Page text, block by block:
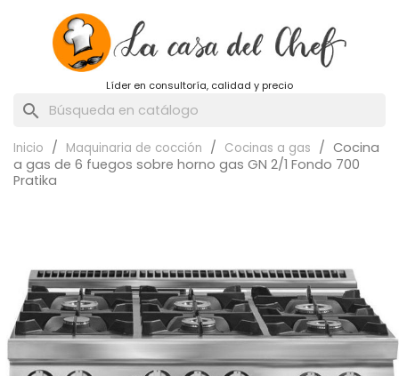
Líder en consultoría, calidad y precio
search
Inicio Maquinaria de cocción Cocinas a gas
Cocina
a gas de 6 fuegos sobre horno gas GN 2/1 Fondo 700
Pratika